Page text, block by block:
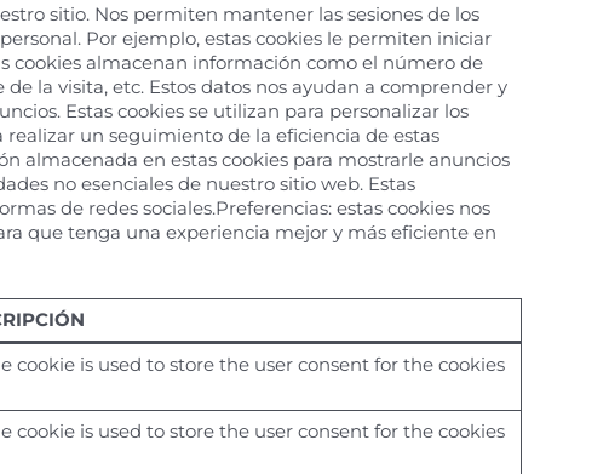
sitio. Nos permiten mantener las sesiones de los
Por ejemplo, estas cookies le permiten iniciar
cookies almacenan información como el número de
la visita, etc. Estos datos nos ayudan a comprender y
Estas cookies se utilizan para personalizar los
un seguimiento de la eficiencia de estas
almacenada en estas cookies para mostrarle anuncios
no esenciales de nuestro sitio web. Estas
de redes sociales.Preferencias: estas cookies nos
que tenga una experiencia mejor y más eficiente en
cookie is used to store the user consent for the cookies
cookie is used to store the user consent for the cookies